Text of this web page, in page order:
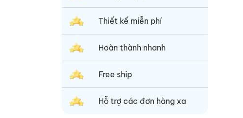
Thiết kế miễn phí
Hoàn thành nhanh
Free ship
Hỗ trợ các đơn hàng xa